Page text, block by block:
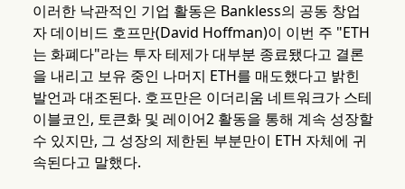
이러한 낙관적인 기업 활동은 Bankless의 공동 창업
자 데이비드 호프만(David Hoffman)이 이번 주 "ETH
는 화폐다"라는 투자 테제가 대부분 종료됐다고 결론
을 내리고 보유 중인 나머지 ETH를 매도했다고 밝힌
발언과 대조된다. 호프만은 이더리움 네트워크가 스테
이블코인, 토큰화 및 레이어2 활동을 통해 계속 성장할
수 있지만, 그 성장의 제한된 부분만이 ETH 자체에 귀
속된다고 말했다.